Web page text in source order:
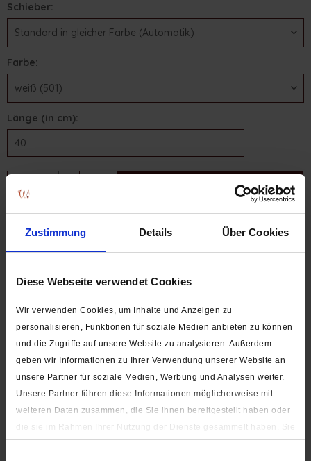
Zustimmung Details Über Cookies
Diese Webseite verwendet Cookies
Wir verwenden Cookies, um Inhalte und Anzeigen zu
personalisieren, Funktionen für soziale Medien anbieten zu können
und die Zugriffe auf unsere Website zu analysieren. Außerdem
geben wir Informationen zu Ihrer Verwendung unserer Website an
unsere Partner für soziale Medien, Werbung und Analysen weiter.
Unsere Partner führen diese Informationen möglicherweise mit
weiteren Daten zusammen, die Sie ihnen bereitgestellt haben oder
die sie im Rahmen Ihrer Nutzung der Dienste gesammelt haben. Sie
Schieber:
Farbe:
Länge (in cm):
Warenkorb
FARB-SCHNELLAUSWAHL
SCHIEBER-SCHNELLAUSWAHL: